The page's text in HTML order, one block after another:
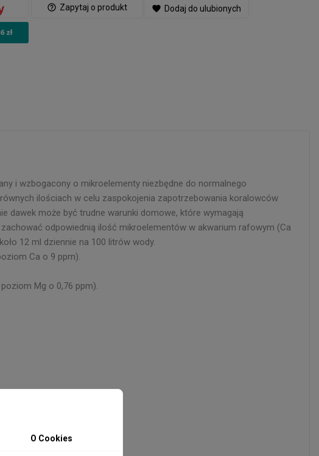
help_outline Zapytaj o produkt favorite Dodaj do ulubionych
i wzbogacony o mikroelementy niezbędne do normalnego
ilościach w celu zaspokojenia zapotrzebowania koralowców
dawek może być trudne warunki domowe, które wymagają
odpowiednią ilość mikroelementów w akwarium rafowym (Ca
12 ml dziennie na 100 litrów wody.
Ca o 9 ppm).
Mg o 0,76 ppm).
O Cookies